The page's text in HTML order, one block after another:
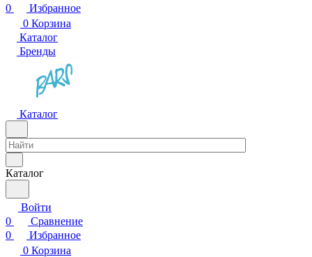
0
Избранное
0 Корзина
Каталог
Бренды
Каталог
Каталог
Войти
0
Сравнение
0
Избранное
0 Корзина